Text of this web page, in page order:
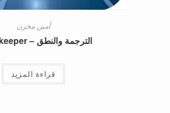
أمين مخزن
الترجمة والنطق – Store keeper
قراءة المزيد